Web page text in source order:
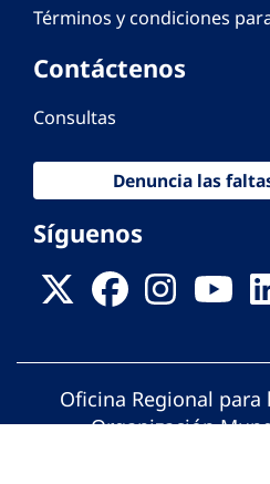
Términos y condiciones
Contáctenos
Consultas
Denuncia las
Síguenos
Oficina Regional para
Organización